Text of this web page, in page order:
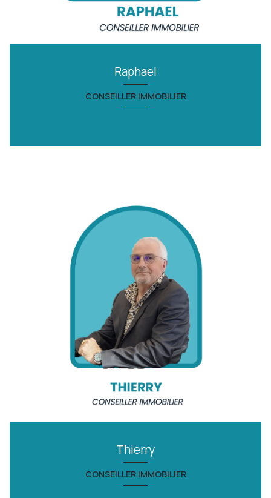
Raphael
CONSEILLER IMMOBILIER
Thierry
CONSEILLER IMMOBILIER